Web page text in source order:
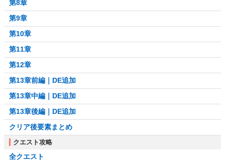
第8章
第9章
第10章
第11章
第12章
第13章前編｜DE追加
第13章中編｜DE追加
第13章後編｜DE追加
クリア後要素まとめ
クエスト攻略
全クエスト